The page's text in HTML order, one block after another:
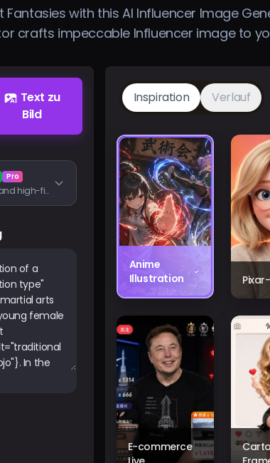
Fantasies with this AI Influencer Image
crafts impeccable Influencer image to
Text zu
Bild
Pro
Flexible image sizes and high-fidelity image inputs
Inspiration Verlauf
Anime
Illustration
E-commerce